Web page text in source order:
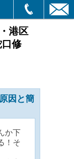
港区
口修
因と簡
か下
！そ